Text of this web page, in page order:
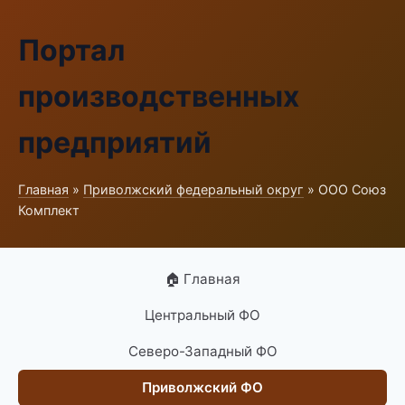
Портал
производственных
предприятий
Главная » Приволжский федеральный округ » ООО Союз
Комплект
🏠 Главная
Центральный ФО
Северо-Западный ФО
Приволжский ФО